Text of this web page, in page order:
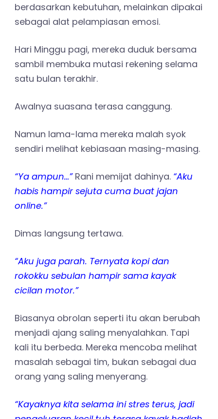
berdasarkan kebutuhan, melainkan dipakai
sebagai alat pelampiasan emosi.
Hari Minggu pagi, mereka duduk bersama
sambil membuka mutasi rekening selama
satu bulan terakhir.
Awalnya suasana terasa canggung.
Namun lama-lama mereka malah syok
sendiri melihat kebiasaan masing-masing.
“Ya ampun…”Rani memijat dahinya. “Aku
habis hampir sejuta cuma buat jajan
online.”
Dimas langsung tertawa.
“Aku juga parah. Ternyata kopi dan
rokokku sebulan hampir sama kayak
cicilan motor.”
Biasanya obrolan seperti itu akan berubah
menjadi ajang saling menyalahkan. Tapi
kali itu berbeda. Mereka mencoba melihat
masalah sebagai tim, bukan sebagai dua
orang yang saling menyerang.
“Kayaknya kita selama ini stres terus, jadi